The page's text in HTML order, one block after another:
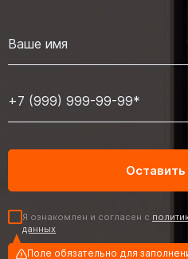
Я ознакомлен и согласен с
данных
Поле обязательно для